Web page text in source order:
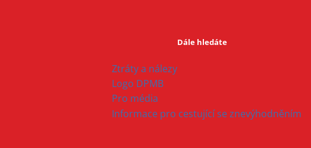
Dále hledáte
Ztráty a nálezy
Logo DPMB
Pro média
Informace pro cestující se znevýhodněním